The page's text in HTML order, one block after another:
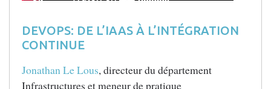
DEVOPS: DE L’IAAS À L’INTÉGRATION
CONTINUE
Jonathan Le Lous, directeur du département
Infrastructures et meneur de pratique